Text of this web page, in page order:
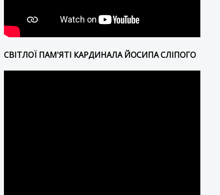
СВІТЛОЇ ПАМ'ЯТІ КАРДИНАЛА ЙОСИПА СЛІПОГО